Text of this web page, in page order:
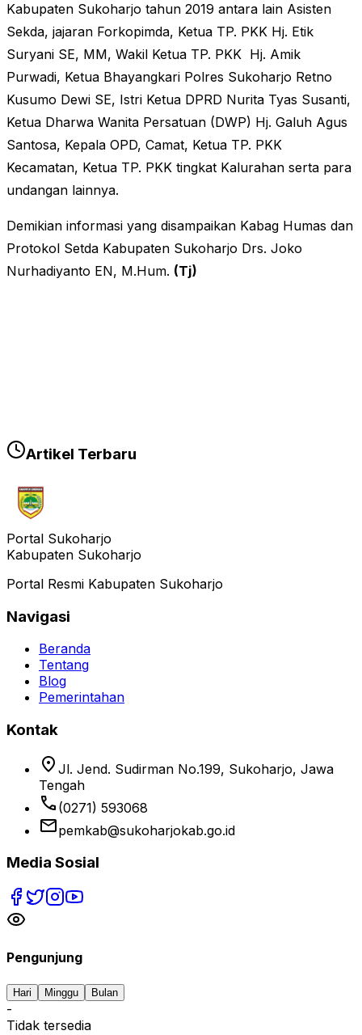
Kabupaten Sukoharjo tahun 2019 antara lain Asisten
Sekda, jajaran Forkopimda, Ketua TP. PKK Hj. Etik
Suryani SE, MM, Wakil Ketua TP. PKK Hj. Amik
Purwadi, Ketua Bhayangkari Polres Sukoharjo Retno
Kusumo Dewi SE, Istri Ketua DPRD Nurita Tyas Susanti,
Ketua Dharwa Wanita Persatuan (DWP) Hj. Galuh Agus
Santosa, Kepala OPD, Camat, Ketua TP. PKK
Kecamatan, Ketua TP. PKK tingkat Kalurahan serta para
undangan lainnya.
Demikian informasi yang disampaikan Kabag Humas dan
Protokol Setda Kabupaten Sukoharjo Drs. Joko
Nurhadiyanto EN, M.Hum. (Tj)
Artikel Terbaru
Portal Sukoharjo
Kabupaten Sukoharjo
Portal Resmi Kabupaten Sukoharjo
Navigasi
Beranda
Tentang
Blog
Pemerintahan
Kontak
location_on Jl. Jend. Sudirman No.199, Sukoharjo, Jawa
Tengah
phone (0271) 593068
emailpemkab@sukoharjokab.go.id
Media Sosial
Pengunjung
Hari Minggu Bulan
-
Tidak tersedia